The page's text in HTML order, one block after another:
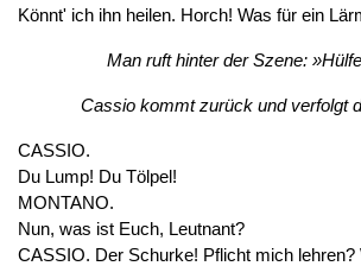
Könnt' ich ihn heilen. Horch! Was für ein
Man ruft hinter der Szene:
Cassio kommt zurück und verfolgt
CASSIO.
Du Lump! Du Tölpel!
MONTANO.
Nun, was ist Euch, Leutnant?
CASSIO. Der Schurke! Pflicht mich lehren?